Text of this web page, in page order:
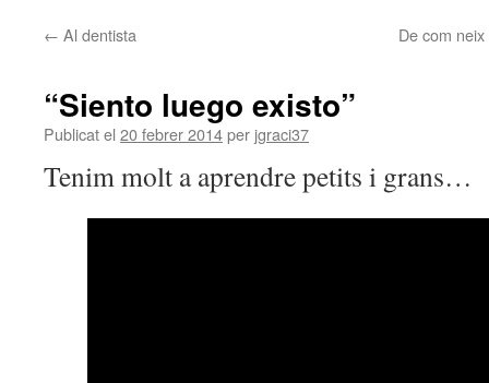
← Al dentista De com
“Siento luego existo”
Publicat el 20 febrer 2014per jgraci37
Tenim molt a aprendre petits i grans…